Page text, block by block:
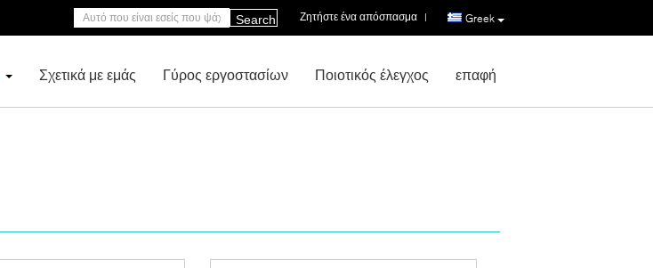
Greek
Ζητήστε ένα απόσπασμα |
Search
Σχετικά με εμάς Γύρος εργοστασίων Ποιοτικός έλεγχος επαφή